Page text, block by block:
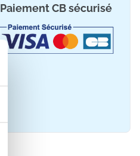
Paiement CB sécurisé